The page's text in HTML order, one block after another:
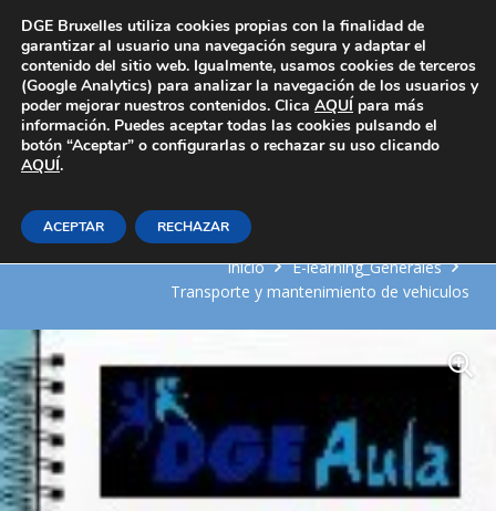
Área Privada
Sistemas de alimentación de
combustible
Inicio
E-learning_Generales
Transporte y mantenimiento de vehiculos
DGE Bruxelles utiliza cookies propias con la finalidad de
garantizar al usuario una navegación segura y adaptar el
contenido del sitio web. Igualmente, usamos cookies de terceros
(Google Analytics) para analizar la navegación de los usuarios y
poder mejorar nuestros contenidos. Clica AQUÍ para más
información. Puedes aceptar todas las cookies pulsando el
botón “Aceptar” o configurarlas o rechazar su uso clicando
AQUÍ.
ACEPTAR RECHAZAR